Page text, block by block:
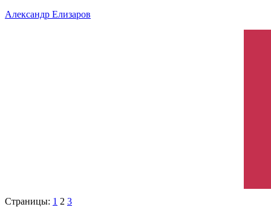
Александр Елизаров
Страницы: 1 2 3